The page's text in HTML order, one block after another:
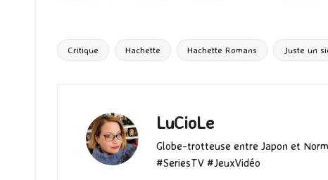
o
d
l
ky bl
ds g
Tags:
Critique Hachette Hachette Romans Juste un
LuCioLe
Globe-trotteuse entre Japon et
#SeriesTV #JeuxVidéo